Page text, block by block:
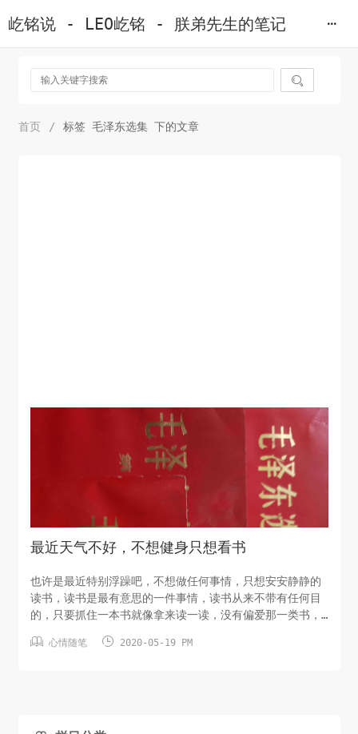
屹铭说 - LEO屹铭 - 朕弟先生的笔记

首页 / 标签 毛泽东选集 下的文章
最近天气不好，不想健身只想看书
也许是最近特别浮躁吧，不想做任何事情，只想安安静静的
读书，读书是最有意思的一件事情，读书从来不带有任何目
的，只要抓住一本书就像拿来读一读，没有偏爱那一类书，
选集》，一直以来都像读一读这本书，可是又觉得这本书太
 心情随笔  2020-05-19 PM